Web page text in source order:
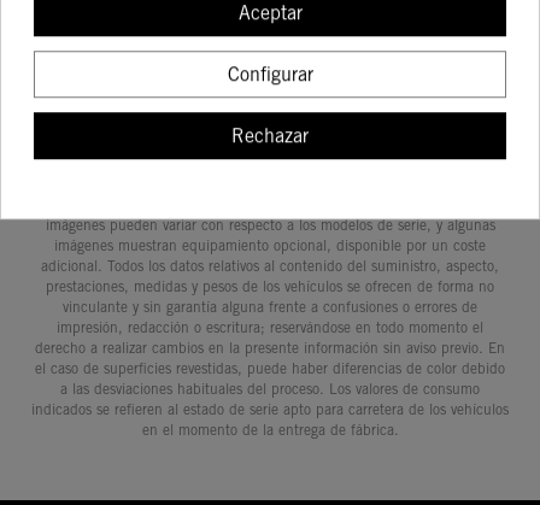
COMPRAR
imágenes pueden variar con respecto a los modelos de serie, y algunas
imágenes muestran equipamiento opcional, disponible por un coste
adicional. Todos los datos relativos al contenido del suministro, aspecto,
prestaciones, medidas y pesos de los vehículos se ofrecen de forma no
vinculante y sin garantía alguna frente a confusiones o errores de
impresión, redacción o escritura; reservándose en todo momento el
derecho a realizar cambios en la presente información sin aviso previo. En
el caso de superficies revestidas, puede haber diferencias de color debido
a las desviaciones habituales del proceso. Los valores de consumo
indicados se refieren al estado de serie apto para carretera de los vehículos
en el momento de la entrega de fábrica.
Aceptar
Configurar
Rechazar